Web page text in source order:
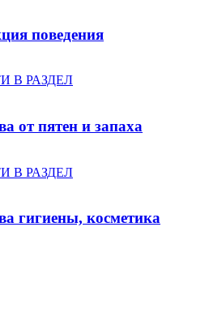
поведения
В РАЗДЕЛ
от пятен и запаха
В РАЗДЕЛ
гигиены, косметика